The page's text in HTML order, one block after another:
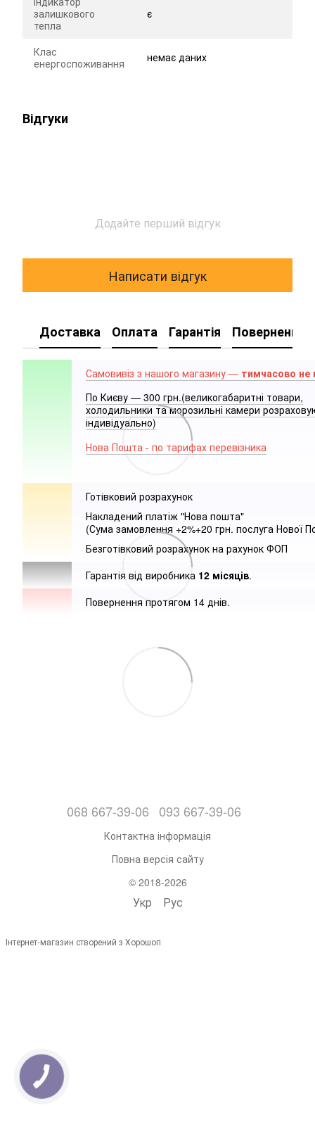
залишкового
тепла
є
Клас
енергоспоживання
немає даних
Відгуки
Додайте перший відгук
Написати відгук
Доставка Оплата Гарантія Повернення
Самовивіз з нашого магазину — тимчасово не
По Києву — 300 грн.(великогабаритні товари,
холодильники та морозильні камери
індивідуально)
Нова Пошта - по тарифах перевізника
Готівковий розрахунок
Накладений платіж "Нова пошта"
(Сума замовлення +2%+20 грн. послуга Нової
Безготівковий розрахунок на рахунок ФОП
Гарантія від виробника 12 місяців.
Повернення протягом 14 днів.
068 667-39-06 093 667-39-06
Контактна інформація
Повна версія сайту
© 2018-2026
Укр Рус
Інтернет-магазин створений з Хорошоп